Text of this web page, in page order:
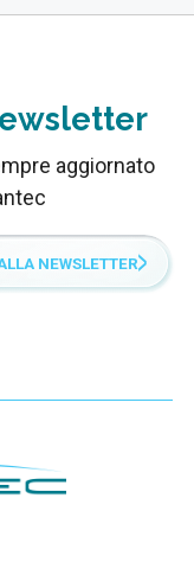
aggiornato
NEWSLETTER